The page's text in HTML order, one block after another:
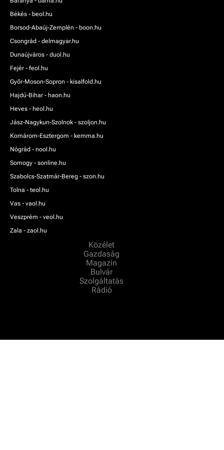
Békés - beol.hu
Borsod-Abaúj-Zemplén - boon.hu
Csongrád - delmagyar.hu
Dunaújváros - duol.hu
Fejér - feol.hu
Győr-Moson-Sopron - kisalfold.hu
Hajdú-Bihar - haon.hu
Heves - heol.hu
Jász-Nagykun-Szolnok - szoljon.hu
Komárom-Esztergom - kemma.hu
Nógrád - nool.hu
Somogy - sonline.hu
Szabolcs-Szatmár-Bereg - szon.hu
Tolna - teol.hu
Vas - vaol.hu
Veszprém - veol.hu
Zala - zaol.hu
Közélet
Gazdaság
Magazin
Bulvár
Szolgáltatás
Rádió